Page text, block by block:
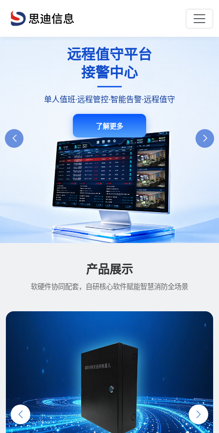
E管服消防
安全管理平台
一站式消防管理服务平台
了解更多
远程值守平台
接警中心
单人值班·远程管控·智能告警·远程值守
了解更多
消防控制室
值班机器人
智能值守高效安全降本增效
了解更多
产品展示
软硬件协同配套，自研核心软件赋能智慧消防全场景